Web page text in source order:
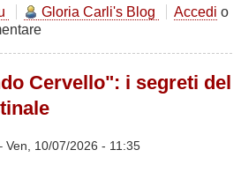
Minichimica
#1:
la
molecola
della
rapida
Gloria Carli's Blog Accedi o
Cervello": i segreti del
Ven, 10/07/2026 - 11:35